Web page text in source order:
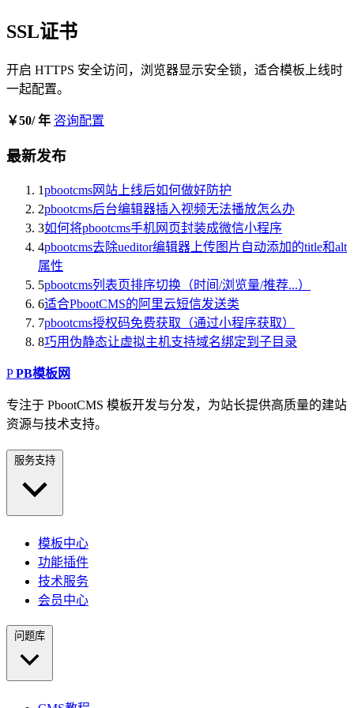
SSL证书
开启 HTTPS 安全访问，浏览器显示安全锁，适合模板上线时
一起配置。
￥50/ 年 咨询配置
最新发布
1pbootcms网站上线后如何做好防护
2pbootcms后台编辑器插入视频无法播放怎么办
3如何将pbootcms手机网页封装成微信小程序
4pbootcms去除ueditor编辑器上传图片自动添加的title和alt
属性
5pbootcms列表页排序切换（时间/浏览量/推荐...）
6适合PbootCMS的阿里云短信发送类
7pbootcms授权码免费获取（通过小程序获取）
8巧用伪静态让虚拟主机支持域名绑定到子目录
P PB模板网
专注于 PbootCMS 模板开发与分发，为站长提供高质量的建站
资源与技术支持。
服务支持
模板中心
功能插件
技术服务
会员中心
问题库